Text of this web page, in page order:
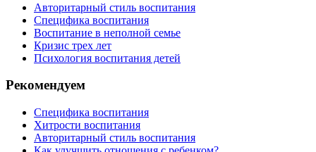
Авторитарный стиль воспитания
Специфика воспитания
Воспитание в неполной семье
Кризис трех лет
Психология воспитания детей
Рекомендуем
Специфика воспитания
Хитрости воспитания
Авторитарный стиль воспитания